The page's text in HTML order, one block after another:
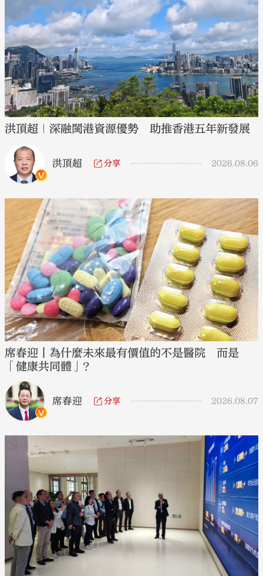
洪頂超｜深融閩港資源優勢 助推香港五年新發展
洪頂超 分享 2026.08.06
席春迎丨為什麼未來最有價值的不是醫院 而是
「健康共同體」？
席春迎 分享 2026.08.07